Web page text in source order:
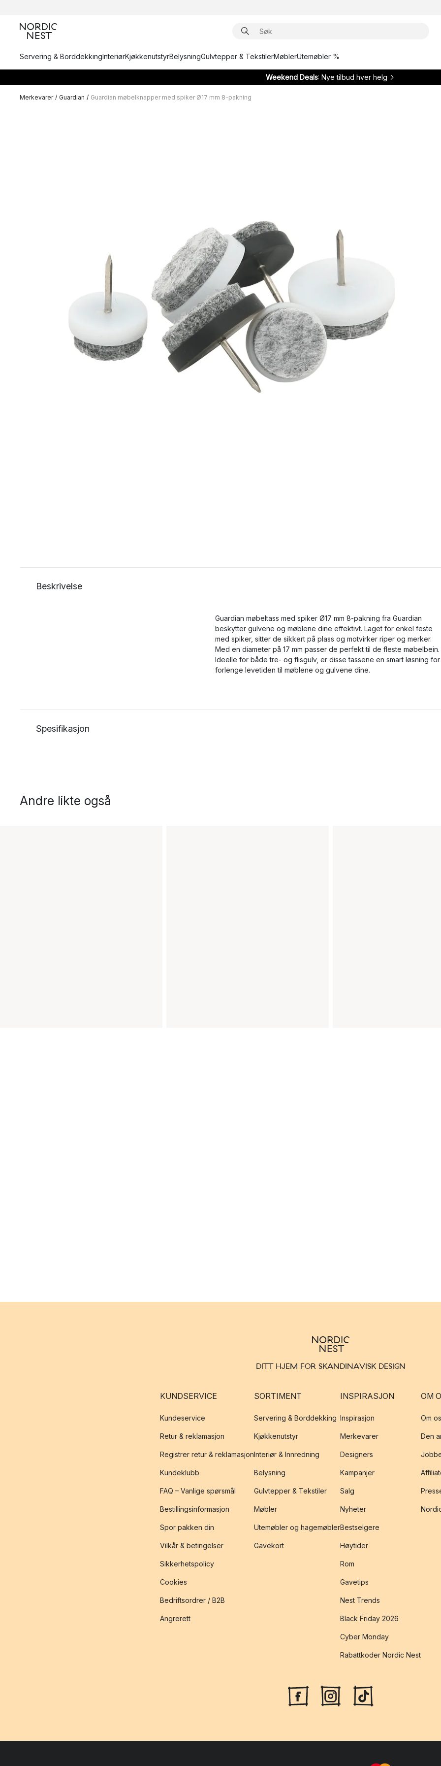
Servering & BorddekkingInteriørKjøkkenutstyrBelysningGulvtepper & TekstilerMøblerUtemøbler %
Weekend Deals: Nye tilbud hver helg
Merkevarer / Guardian / Guardian møbelknapper med spiker Ø17 mm 8-pakning
Beskrivelse
Guardian møbeltass med spiker Ø17 mm 8-pakning fra Guardian
beskytter gulvene og møblene dine effektivt. Laget for enkel feste
med spiker, sitter de sikkert på plass og motvirker riper og merker.
Med en diameter på 17 mm passer de perfekt til de fleste møbelbein.
Ideelle for både tre- og flisgulv, er disse tassene en smart løsning
forlenge levetiden til møblene og gulvene dine.
Spesifikasjon
Andre likte også
DITT HJEM FOR SKANDINAVISK DESIGN
KUNDSERVICE
Kundeservice
Retur & reklamasjon
Registrer retur & reklamasjon
Kundeklubb
FAQ – Vanlige spørsmål
Bestillingsinformasjon
Spor pakken din
Vilkår & betingelser
Sikkerhetspolicy
Cookies
Bedriftsordrer / B2B
Angrerett
SORTIMENT
Servering & Borddekking
Kjøkkenutstyr
Interiør & Innredning
Belysning
Gulvtepper & Tekstiler
Møbler
Utemøbler og hagemøbler
Gavekort
INSPIRASJON
Inspirasjon
Merkevarer
Designers
Kampanjer
Salg
Nyheter
Bestselgere
Høytider
Rom
Gavetips
Nest Trends
Black Friday 2026
Cyber Monday
Rabattkoder Nordic Nest
OM
Om
Den